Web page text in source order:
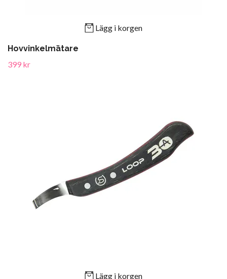
Lägg i korgen
Hovvinkelmätare
399 kr
Lägg i korgen